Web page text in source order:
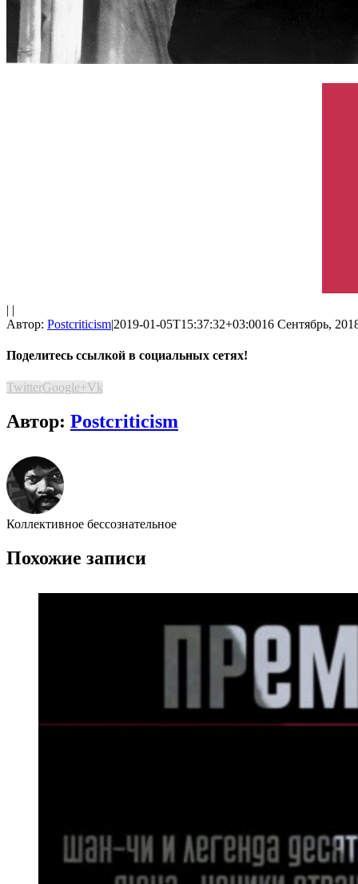
| |
Автор: Postcriticism|2019-01-05T15:37:32+03:0016 Сентябрь,
Поделитесь ссылкой в социальных сетях!
TwitterGoogle+Vk
Автор: Postcriticism
Коллективное бессознательное
Похожие записи